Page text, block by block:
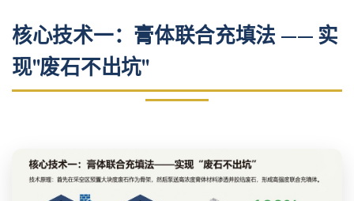
核心技术一：膏体联合充填法 —— 实
现"废石不出坑"